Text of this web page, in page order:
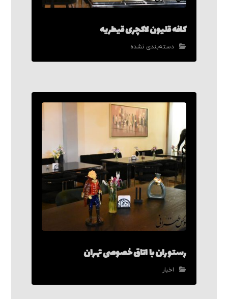
کافه قلیون لاکچری قیطریه
دسته‌بندی نشده
رستوران با اتاق خصوصی تهران
اخبار